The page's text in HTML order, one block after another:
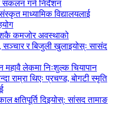
संकलन गर्न निर्देशन
माध्यामिक विद्यालयलाई
कमजोर अवस्थाको
सञ्चार र बिजुली खुलाइयोस्ः सासंद
महावै लेकमा निःशुल्क चियापान
राम्रा थिएः प्रचण्ड, बोगटी स्मृति
क्षतिपूर्ति दिइयोस्: सांसद तामाङ